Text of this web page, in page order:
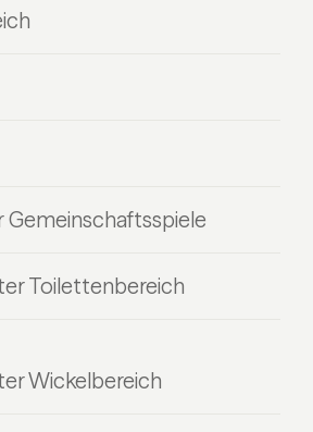
Gemeinschaftsspiele
Toilettenbereich
Wickelbereich